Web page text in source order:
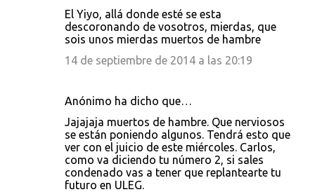
El Yiyo, allá donde esté se esta
descoronando de vosotros, mierdas, que
sois unos mierdas muertos de hambre
14 de septiembre de 2014 a las 20:19
Anónimo ha dicho que…
Jajajaja muertos de hambre. Que nerviosos
se están poniendo algunos. Tendrá esto que
ver con el juicio de este miércoles. Carlos,
como va diciendo tu número 2, si sales
condenado vas a tener que replantearte tu
futuro en ULEG.